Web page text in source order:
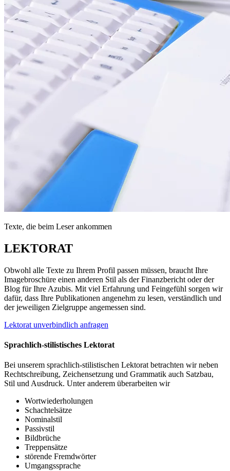
Texte, die beim Leser ankommen
LEKTORAT
Obwohl alle Texte zu Ihrem Profil passen müssen, braucht Ihre
Imagebroschüre einen anderen Stil als der Finanzbericht oder der
Blog für Ihre Azubis. Mit viel Erfahrung und Feingefühl sorgen wir
dafür, dass Ihre Publikationen angenehm zu lesen, verständlich und
der jeweiligen Zielgruppe angemessen sind.
Lektorat unverbindlich anfragen
Sprachlich-stilistisches Lektorat
Bei unserem sprachlich-stilistischen Lektorat betrachten wir neben
Rechtschreibung, Zeichensetzung und Grammatik auch Satzbau,
Stil und Ausdruck. Unter anderem überarbeiten wir
Wortwiederholungen
Schachtelsätze
Nominalstil
Passivstil
Bildbrüche
Treppensätze
störende Fremdwörter
Umgangssprache